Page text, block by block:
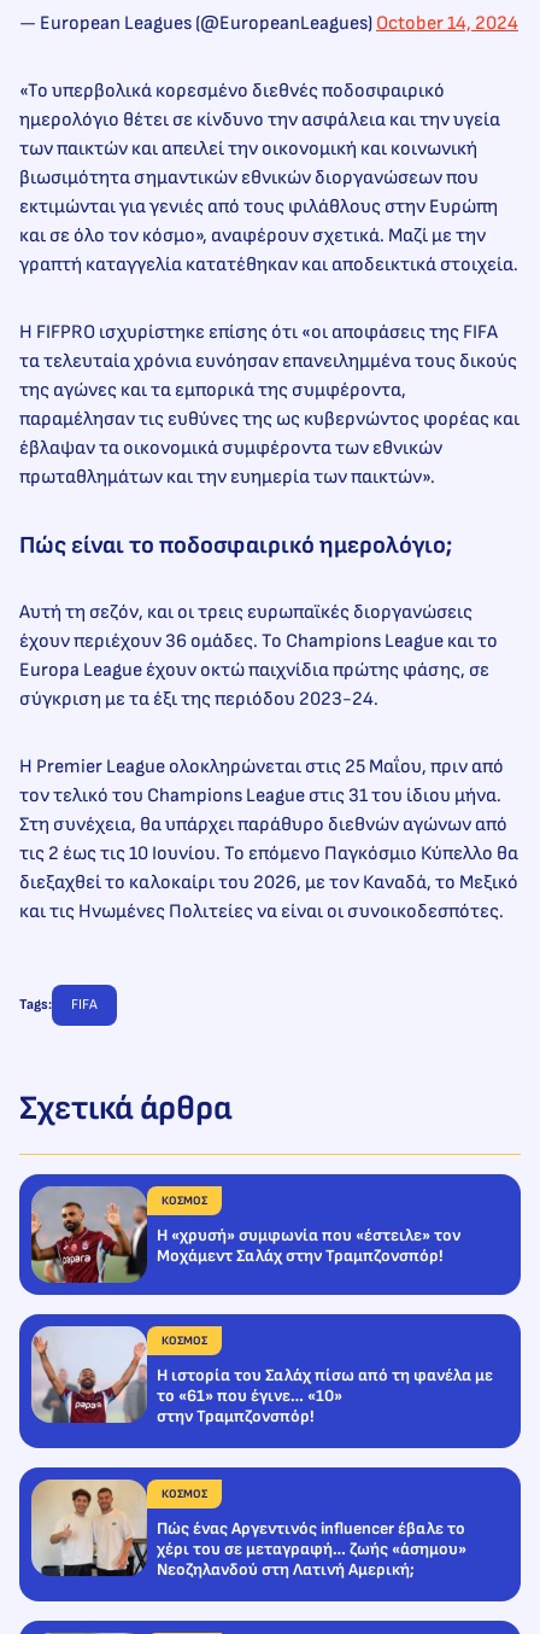
— European Leagues (@EuropeanLeagues) October 14, 2024
«Το υπερβολικά κορεσμένο διεθνές ποδοσφαιρικό
ημερολόγιο θέτει σε κίνδυνο την ασφάλεια και την υγεία
των παικτών και απειλεί την οικονομική και κοινωνική
βιωσιμότητα σημαντικών εθνικών διοργανώσεων που
εκτιμώνται για γενιές από τους φιλάθλους στην Ευρώπη
και σε όλο τον κόσμο», αναφέρουν σχετικά. Μαζί με την
γραπτή καταγγελία κατατέθηκαν και αποδεικτικά στοιχεία.
Η FIFPRO ισχυρίστηκε επίσης ότι «οι αποφάσεις της FIFA
τα τελευταία χρόνια ευνόησαν επανειλημμένα τους δικούς
της αγώνες και τα εμπορικά της συμφέροντα,
παραμέλησαν τις ευθύνες της ως κυβερνώντος φορέας και
έβλαψαν τα οικονομικά συμφέροντα των εθνικών
πρωταθλημάτων και την ευημερία των παικτών».
Πώς είναι το ποδοσφαιρικό ημερολόγιο;
Αυτή τη σεζόν, και οι τρεις ευρωπαϊκές διοργανώσεις
έχουν περιέχουν 36 ομάδες. Το Champions League και το
Europa League έχουν οκτώ παιχνίδια πρώτης φάσης, σε
σύγκριση με τα έξι της περιόδου 2023-24.
Η Premier League ολοκληρώνεται στις 25 Μαΐου, πριν από
τον τελικό του Champions League στις 31 του ίδιου μήνα.
Στη συνέχεια, θα υπάρχει παράθυρο διεθνών αγώνων από
τις 2 έως τις 10 Ιουνίου. Το επόμενο Παγκόσμιο Κύπελλο θα
διεξαχθεί το καλοκαίρι του 2026, με τον Καναδά, το Μεξικό
και τις Ηνωμένες Πολιτείες να είναι οι συνοικοδεσπότες.
Tags: FIFA
Σχετικά άρθρα
ΚΟΣΜΟΣ
H «χρυσή» συμφωνία που «έστειλε» τον
Μοχάμεντ Σαλάχ στην Τραμπζονσπόρ!
ΚΟΣΜΟΣ
Η ιστορία του Σαλάχ πίσω από τη φανέλα με
το «61» που έγινε… «10»
στην Τραμπζονσπόρ!
ΚΟΣΜΟΣ
Πώς ένας Αργεντινός influencer έβαλε το
χέρι του σε μεταγραφή… ζωής «άσημου»
Νεοζηλανδού στη Λατινή Αμερική;